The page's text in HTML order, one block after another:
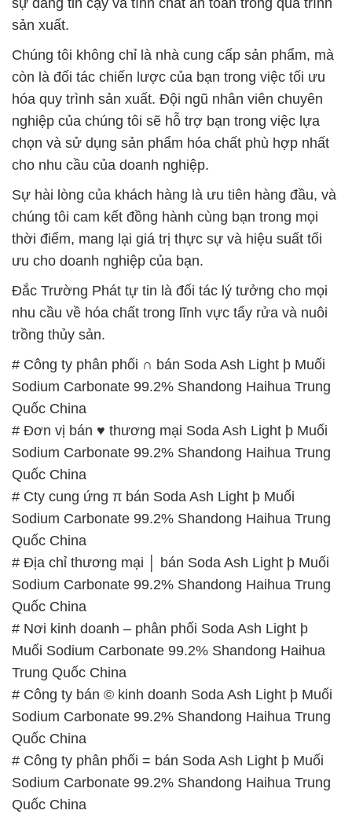
sự đáng tin cậy và tính chất an toàn trong quá trình
sản xuất.
Chúng tôi không chỉ là nhà cung cấp sản phẩm, mà
còn là đối tác chiến lược của bạn trong việc tối ưu
hóa quy trình sản xuất. Đội ngũ nhân viên chuyên
nghiệp của chúng tôi sẽ hỗ trợ bạn trong việc lựa
chọn và sử dụng sản phẩm hóa chất phù hợp nhất
cho nhu cầu của doanh nghiệp.
Sự hài lòng của khách hàng là ưu tiên hàng đầu, và
chúng tôi cam kết đồng hành cùng bạn trong mọi
thời điểm, mang lại giá trị thực sự và hiệu suất tối
ưu cho doanh nghiệp của bạn.
Đắc Trường Phát tự tin là đối tác lý tưởng cho mọi
nhu cầu về hóa chất trong lĩnh vực tẩy rửa và nuôi
trồng thủy sản.
# Công ty phân phối ∩ bán Soda Ash Light þ Muối
Sodium Carbonate 99.2% Shandong Haihua Trung
Quốc China
# Đơn vị bán ♥ thương mại Soda Ash Light þ Muối
Sodium Carbonate 99.2% Shandong Haihua Trung
Quốc China
# Cty cung ứng π bán Soda Ash Light þ Muối
Sodium Carbonate 99.2% Shandong Haihua Trung
Quốc China
# Địa chỉ thương mại │ bán Soda Ash Light þ Muối
Sodium Carbonate 99.2% Shandong Haihua Trung
Quốc China
# Nơi kinh doanh – phân phối Soda Ash Light þ
Muối Sodium Carbonate 99.2% Shandong Haihua
Trung Quốc China
# Công ty bán © kinh doanh Soda Ash Light þ Muối
Sodium Carbonate 99.2% Shandong Haihua Trung
Quốc China
# Công ty phân phối = bán Soda Ash Light þ Muối
Sodium Carbonate 99.2% Shandong Haihua Trung
Quốc China